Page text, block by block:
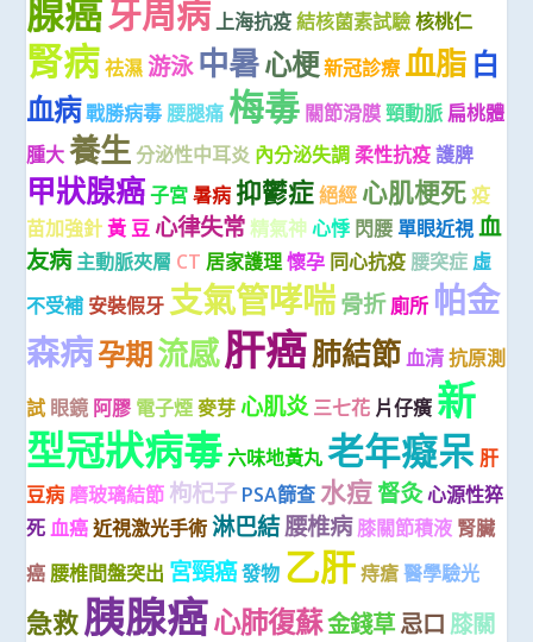
腺癌牙周病 上海抗疫 結核菌素試驗 核桃仁
腎病 祛濕 游泳 中暑心梗新冠診療 血脂 白
血病戰勝病毒 腰腿痛 梅毒 關節滑膜 頸動脈 扁桃體
腫大 養生 分泌性中耳炎 內分泌失調 柔性抗疫 護脾
甲狀腺癌 子宮 暑病 抑鬱症 絕經 心肌梗死 疫
苗加強針 黃 豆 心律失常 精氣神 心悸 閃腰 單眼近視 血
友病 主動脈夾層 CT 居家護理 懷孕 同心抗疫 腰突症 虛
不受補 安裝假牙 支氣管哮喘骨折 廁所 帕金
森病孕期流感肝癌肺結節 血清 抗原測
試 眼鏡 阿膠 電子煙 麥芽 心肌炎 三七花 片仔癀 新
型冠狀病毒 六味地黃丸 老年癡呆 肝
豆病 磨玻璃結節 枸杞子 PSA篩查 水痘督灸心源性猝
死 血癌 近視激光手術 淋巴結腰椎病 膝關節積液 腎臟
癌 腰椎間盤突出 宮頸癌發物 乙肝 痔瘡 醫學驗光
急救胰腺癌心肺復蘇金錢草忌口 膝關